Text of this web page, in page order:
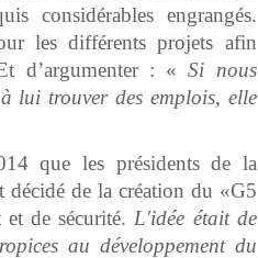
considérables engrangés.
les différents projets afin
d’argumenter : « Si nous
lui trouver des emplois, elle
que les présidents de la
de la création du «G5
de sécurité. L'idée était de
au développement du